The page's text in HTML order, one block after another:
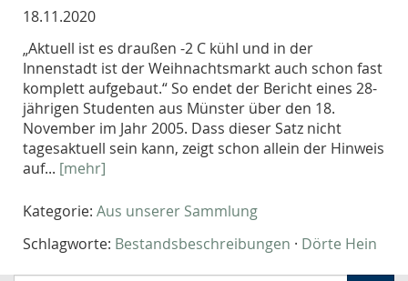
18.11.2020
„Aktuell ist es draußen -2 C kühl und in der
Innenstadt ist der Weihnachtsmarkt auch schon fast
komplett aufgebaut.“ So endet der Bericht eines 28-
jährigen Studenten aus Münster über den 18.
November im Jahr 2005. Dass dieser Satz nicht
tagesaktuell sein kann, zeigt schon allein der Hinweis
auf... [mehr]
Kategorie: Aus unserer Sammlung
Schlagworte: Bestandsbeschreibungen · Dörte Hein